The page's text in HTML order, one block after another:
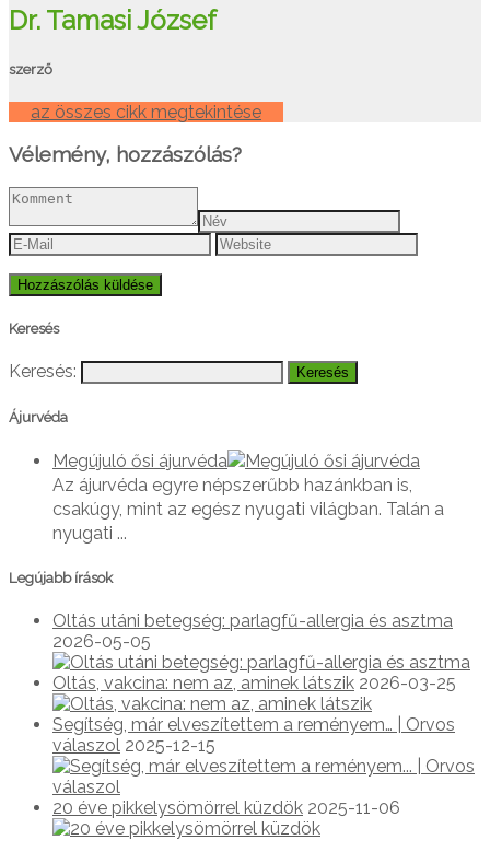
Dr. Tamasi József
szerző
az összes cikk megtekintése
Vélemény, hozzászólás?
Keresés
Keresés:
Ájurvéda
Megújuló ősi ájurvéda
Az ájurvéda egyre népszerűbb hazánkban is,
csakúgy, mint az egész nyugati világban. Talán a
nyugati ...
Legújabb írások
Oltás utáni betegség: parlagfű-allergia és asztma
2026-05-05
Oltás, vakcina: nem az, aminek látszik 2026-03-25
Segítség, már elveszítettem a reményem… | Orvos
válaszol 2025-12-15
20 éve pikkelysömörrel küzdök 2025-11-06